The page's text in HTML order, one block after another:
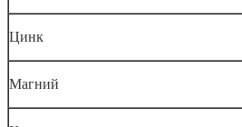
Цинк
Магний